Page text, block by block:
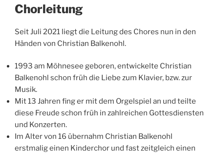
Chorleitung
Seit Juli 2021 liegt die Leitung des Chores nun in den
Händen von Christian Balkenohl.
1993 am Möhnesee geboren, entwickelte Christian
Balkenohl schon früh die Liebe zum Klavier, bzw. zur
Musik.
Mit 13 Jahren fing er mit dem Orgelspiel an und teilte
diese Freude schon früh in zahlreichen Gottesdiensten
und Konzerten.
Im Alter von 16 übernahm Christian Balkenohl
erstmalig einen Kinderchor und fast zeitgleich einen